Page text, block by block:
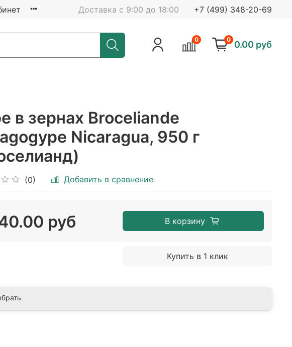
Доставка с 9:00 до 18:00 +7 (499) 348-20-69
0 0 0.00 руб
в зернах Broceliande
Nicaragua, 950 г
(0) Добавить в сравнение
руб В корзину
Купить в 1 клик